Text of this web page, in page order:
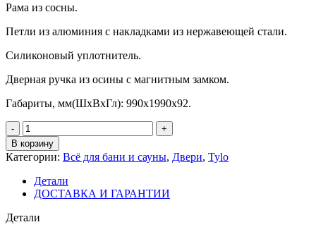
Рама из сосны.
Петли из алюминия с накладками из нержавеющей стали.
Силиконовый уплотнитель.
Дверная ручка из осины с магнитным замком.
Габариты, мм(ШхВхГл): 990x1990x92.
Количество
товара
Дверь
Tylo
DGB
1000х2000
мм.
(Бронза)
В корзину
Категории: Всё для бани и сауны, Двери, Tylo
Детали
ДОСТАВКА И ГАРАНТИИ
Детали